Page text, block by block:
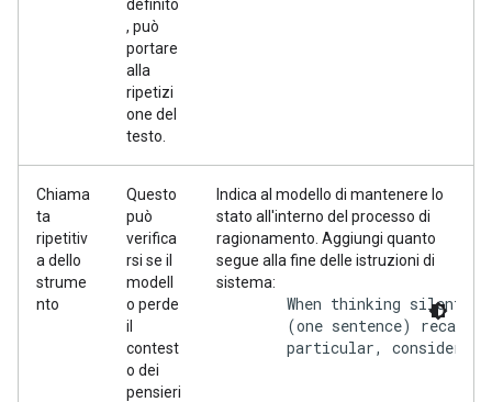
definito
, può
portare
alla
ripetizi
one del
testo.
Chiama
ta
ripetitiv
a dello
strume
nto
Questo
può
verifica
rsi se il
modell
o perde
il
contest
o dei
pensieri
Indica al modello di mantenere lo
stato all'interno del processo di
ragionamento. Aggiungi quanto
segue alla fine delle istruzioni di
sistema:
When thinking
(one sentence) recap
particular, consider